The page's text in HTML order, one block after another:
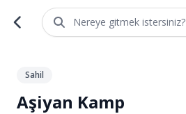
Nereye gitmek istersiniz?
Sahil
Aşiyan Kamp